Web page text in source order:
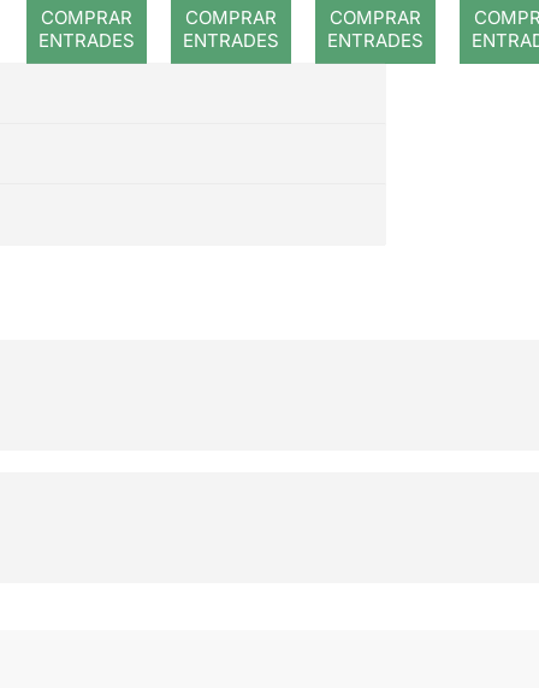
COMPRAR
ENTRADES
COMPRAR
ENTRADES
COMPRAR
ENTRADES